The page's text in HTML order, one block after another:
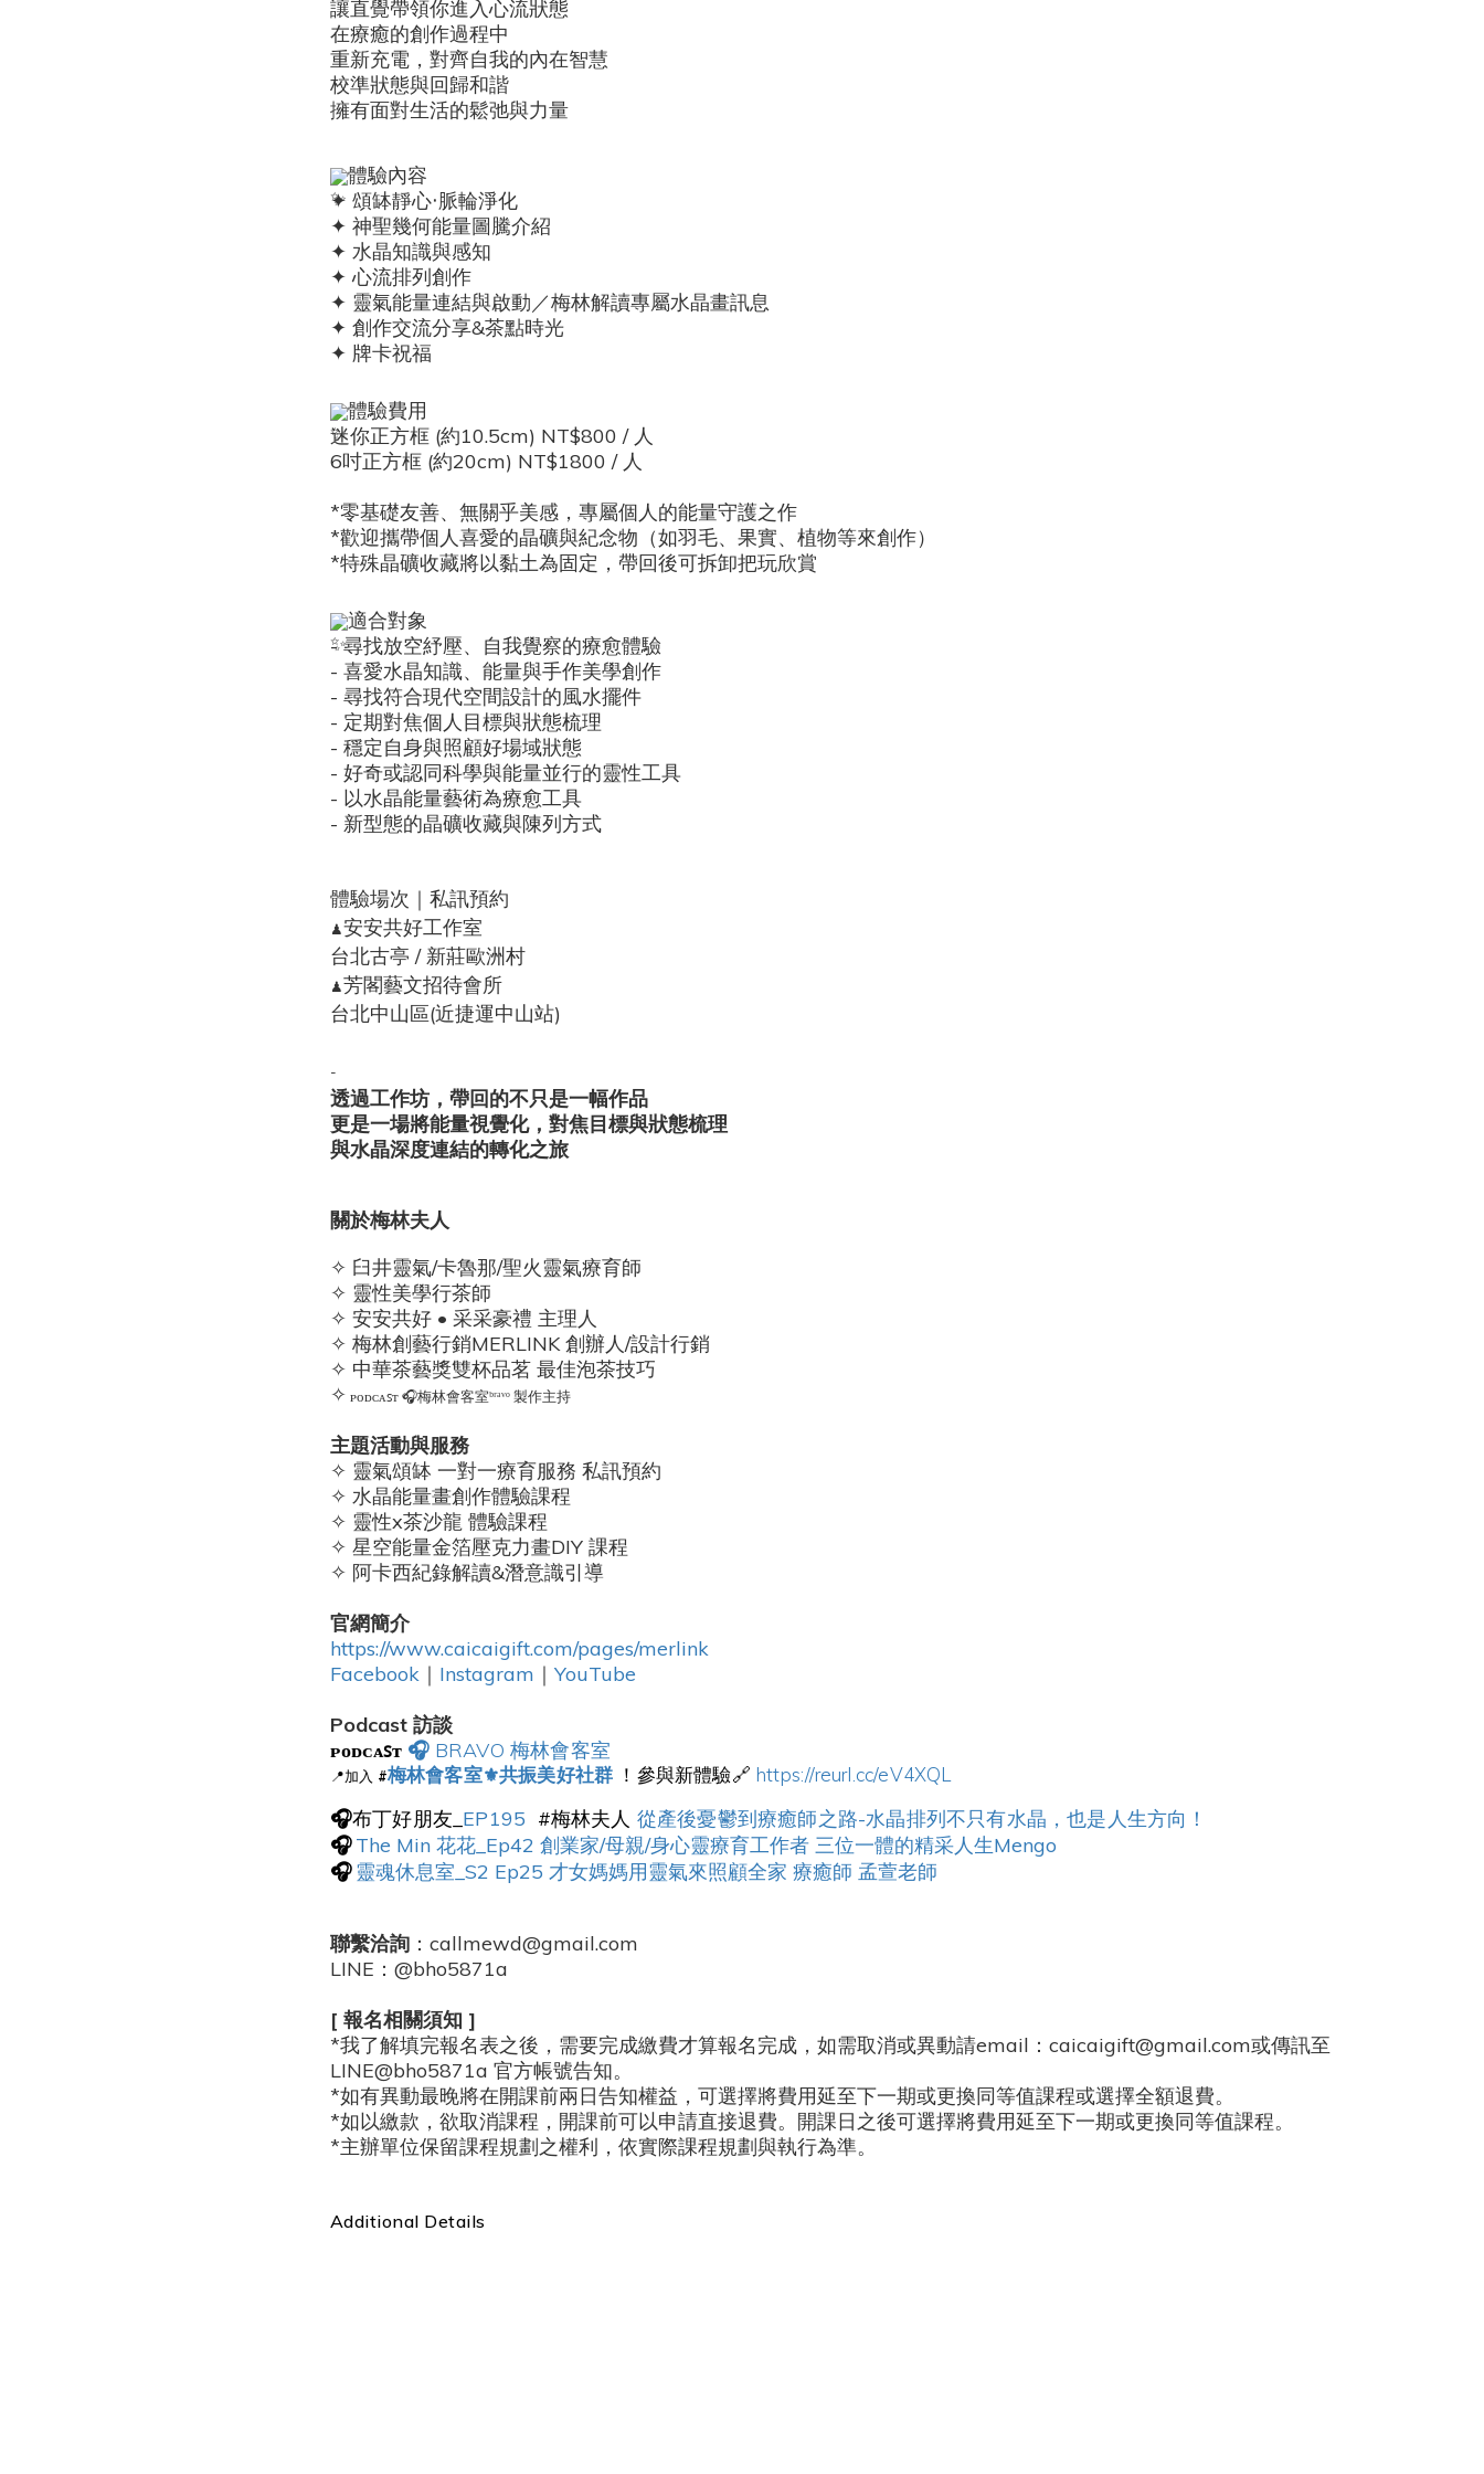
讓直覺帶領你進入心流狀態
在療癒的創作過程中
重新充電，對齊自我的內在智慧
校準狀態與回歸和諧
擁有面對生活的鬆弛與力量
體驗內容
✦ 頌缽靜心‧脈輪淨化
✦ 神聖幾何能量圖騰介紹
✦ 水晶知識與感知
✦ 心流排列創作
✦ 靈氣能量連結與啟動 ／梅林解讀專屬水晶畫訊息
✦ 創作交流分享&茶點時光
✦ 牌卡祝福
體驗費用
迷你正方框 (約10.5cm) NT$800 / 人
6吋正方框 (約20cm) NT$1800 / 人
*零基礎友善、無關乎美感，專屬個人的能量守護之作
*歡迎攜帶個人喜愛的晶礦與紀念物（如羽毛、果實、植物等來創作）
*特殊晶礦收藏將以黏土為固定，帶回後可拆卸把玩欣賞
適合對象
- 尋找放空紓壓、自我覺察的療愈體驗
- 喜愛水晶知識、能量與手作美學創作
- 尋找符合現代空間設計的風水擺件
- 定期對焦個人目標與狀態梳理
- 穩定自身與照顧好場域狀態
- 好奇或認同科學與能量並行的靈性工具
- 以水晶能量藝術為療愈工具
- 新型態的晶礦收藏與陳列方式
體驗場次｜ 私訊預約
♟安安共好工作室
台北古亭 / 新莊歐洲村
♟芳閣藝文招待會所
台北中山區(近捷運中山站)
-
透過工作坊，帶回的不只是一幅作品
更是一場將能量視覺化，對焦目標與狀態梳理
與水晶深度連結的轉化之旅
關於梅林夫人
✧ 臼井靈氣/卡魯那/聖火靈氣療育師
✧ 靈性美學行茶師
✧ 安安共好 • 采采豪禮 主理人
✧ 梅林創藝行銷MERLINK 創辦人/設計行銷
✧ 中華茶藝獎雙杯品茗 最佳泡茶技巧
✧ ᴘᴏᴅᴄᴀꜱᴛ 🎧梅林會客室ᵇʳᵃᵛᵒ 製作主持
主題活動與服務
✧ 靈氣頌缽 一對一療育服務 私訊預約
✧ 水晶能量畫創作體驗課程
✧ 靈性x茶沙龍 體驗課程
✧ 星空能量金箔壓克力畫DIY 課程
✧ 阿卡西紀錄解讀&潛意識引導
官網簡介
https://www.caicaigift.com/pages/merlink
Facebook｜ Instagram ｜ YouTube
Podcast 訪談
ᴘᴏᴅᴄᴀꜱᴛ 🎧 BRAVO 梅林會客室
📍加入 #梅林會客室⚜共振美好社群 ！參與新體驗🔗 https://reurl.cc/eV4XQL
🎧布丁好朋友_ EP195 #梅林夫人 從產後憂鬱到療癒師之路-水晶排列不只有水晶，也是人生方向！
🎧 The Min 花花_Ep42 創業家/母親/身心靈療育工作者 三位一體的精采人生Mengo
🎧 靈魂休息室_S2 Ep25 才女媽媽用靈氣來照顧全家 療癒師 孟萱老師
聯繫洽詢：callmewd@gmail.com
LINE：@bho5871a
[ 報名相關須知 ]
*我了解填完報名表之後，需要完成繳費才算報名完成，如需取消或異動請email：caicaigift@gmail.com或傳訊至
LINE@bho5871a 官方帳號告知。
*如有異動最晚將在開課前兩日告知權益，可選擇將費用延至下一期或更換同等值課程或選擇全額退費。
*如以繳款，欲取消課程，開課前可以申請直接退費。開課日之後可選擇將費用延至下一期或更換同等值課程。
*主辦單位保留課程規劃之權利 ，依實際課程規劃與執行為準。
Additional Details